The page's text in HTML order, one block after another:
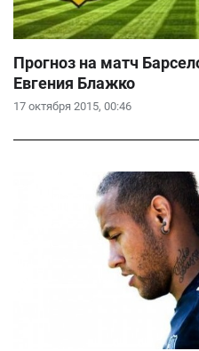
17 октября 2015, 00:46
Прогноз на матч
Евгения Блажко